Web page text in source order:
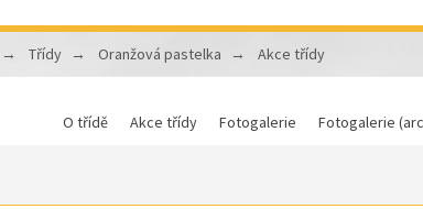
Třídy Oranžová pastelka Akce třídy
O třídě Akce třídy Fotogalerie Fotogalerie